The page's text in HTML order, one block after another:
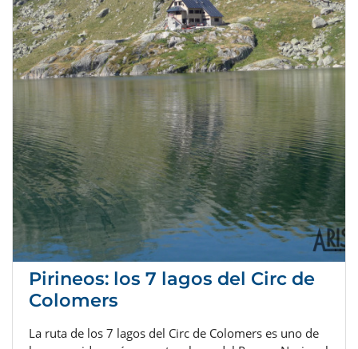
Pirineos: los 7 lagos del Circ de
Colomers
La ruta de los 7 lagos del Circ de Colomers es uno de